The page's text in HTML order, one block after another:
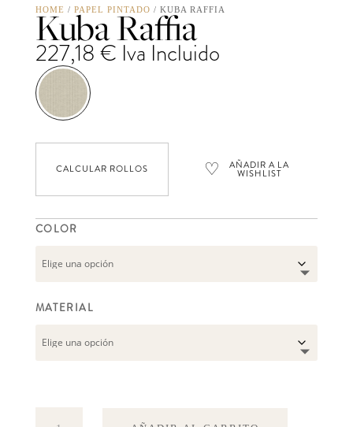
HOME / PAPEL PINTADO / KUBA RAFFIA
Kuba Raffia
227,18 € Iva Incluido
CALCULAR ROLLOS ♡ AÑADIR A LA
WISHLIST
COLOR
MATERIAL